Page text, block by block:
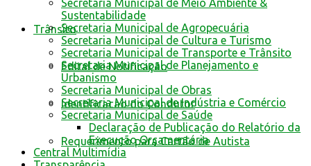
Trânsito
Edital de Notificação
Identificacao do Condutor
Requerimento para Cartão de Autista
Secretaria Municipal de Meio Ambiente &
Sustentabilidade
Secretaria Municipal de Agropecuária
Secretaria Municipal de Cultura e Turismo
Secretaria Municipal de Transporte e Trânsito
Secretaria Municipal de Planejamento e
Urbanismo
Secretaria Municipal de Obras
Secretaria Municipal de Indústria e Comércio
Secretaria Municipal de Saúde
Declaração de Publicação do Relatório da
Execução Orçamentária
Central Multimídia